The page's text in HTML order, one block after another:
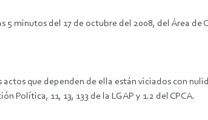
5 minutos del 17 de octubre del 2008, del Área
que dependen de ella están viciados con
Política, 11, 13, 133 de la LGAP y 1.2 del CPCA.